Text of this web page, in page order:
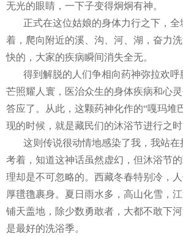
无光的眼睛，一下子变得炯炯有神。
正式在这位姑娘的身体力行之下，
着，爬向附近的溪、沟、河、湖，奋力
快的，大家的疾病瞬间消失全无。
得到解脱的人们争相向药神弥拉欢
芒照耀人寰，医治众生的身体疾病和心
答应了。从此，这颗药神化作的“嘎玛堆
现的时候，就是藏民们的沐浴节进行之时
这则传说很动情地感染了我，我站在
考着，知道这神话虽然虚幻，但沐浴节
理却是不可忽略的。西藏冬春特别冷，
厚氆氇裹身。夏日雨水多，高山化雪，
铺天盖地，除少数勇敢者，大都不敢下
是最好的洗浴季。